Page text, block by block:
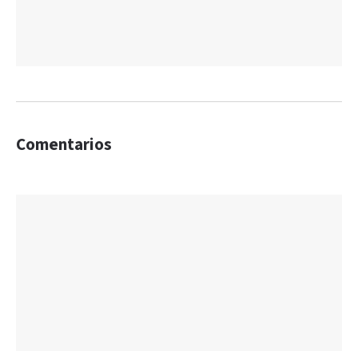
Comentarios